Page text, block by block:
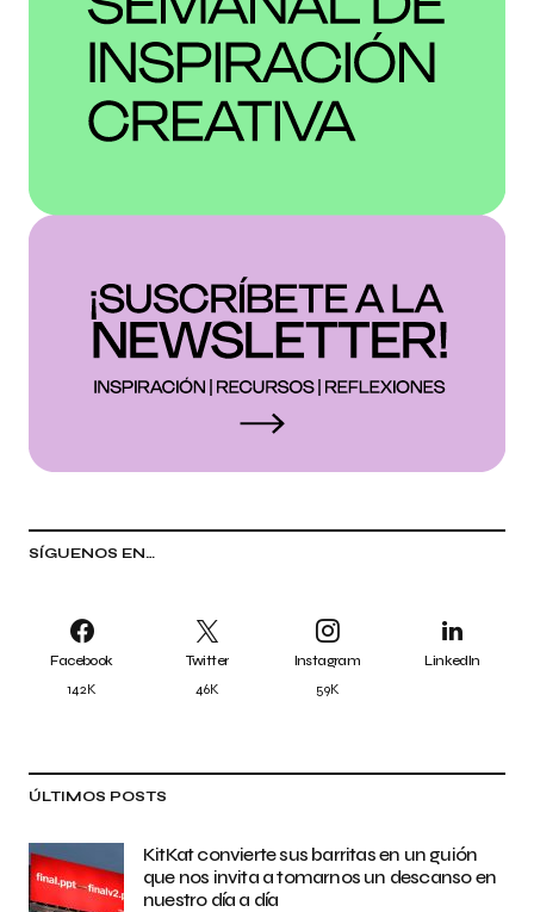
SÍGUENOS EN…
Facebook
142K
Twitter
46K
Instagram
59K
LinkedIn
ÚLTIMOS POSTS
KitKat convierte sus barritas en un guión
que nos invita a tomarnos un descanso en
nuestro día a día